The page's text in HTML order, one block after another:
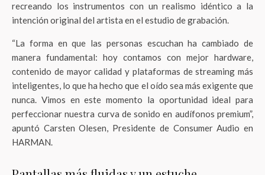
recreando los instrumentos con un realismo idéntico a la
intención original del artista en el estudio de grabación.
“La forma en que las personas escuchan ha cambiado de
manera fundamental: hoy contamos con mejor hardware,
contenido de mayor calidad y plataformas de streaming más
inteligentes, lo que ha hecho que el oído sea más exigente que
nunca. Vimos en este momento la oportunidad ideal para
perfeccionar nuestra curva de sonido en audífonos premium”,
apuntó Carsten Olesen, Presidente de Consumer Audio en
HARMAN.